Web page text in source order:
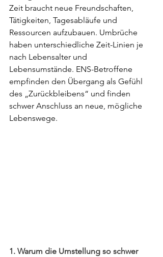
Zeit braucht neue Freundschaften,
Tätigkeiten, Tagesabläufe und
Ressourcen aufzubauen. Umbrüche
haben unterschiedliche Zeit-Linien je
nach Lebensalter und
Lebensumstände. ENS-Betroffene
empfinden den Übergang als Gefühl
des „Zurückbleibens“ und finden
schwer Anschluss an neue, mögliche
Lebenswege.
1. Warum die Umstellung so schwer